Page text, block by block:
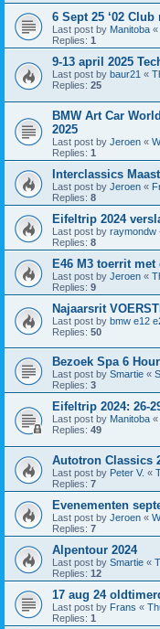
6 Sept 25 ‘02
Last post by Manitoba «
Replies: 1
9-13 april 2025
Last post by baur21 «
Replies: 25
BMW Art Car
2025
Last post by Jeroen «
Replies: 1
Interclassics
Last post by Jeroen «
Replies: 8
Eifeltrip 2024
Last post by raymondw
Replies: 8
E46 M3 toerrit met
Last post by Jeroen «
Replies: 9
Najaarsrit
Last post by bmw e12
Replies: 50
Bezoek Spa 6
Last post by Smartie «
Replies: 3
Eifeltrip 2024: 26-
Last post by Manitoba «
Replies: 49
Autotron Classics
Last post by Peter V. «
Replies: 7
Evenementen
Last post by Jeroen «
Replies: 7
Alpentour 2024
Last post by Smartie «
Replies: 12
17 aug 24
Last post by Frans «
Replies: 1